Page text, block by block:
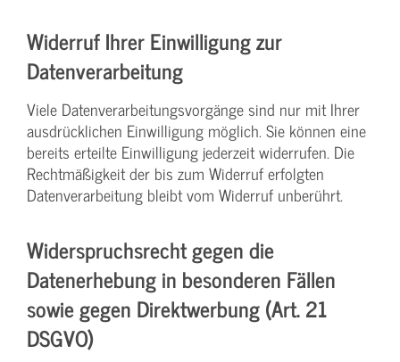
Widerruf Ihrer Einwilligung zur
Datenverarbeitung
Viele Datenverarbeitungsvorgänge sind nur mit Ihrer
ausdrücklichen Einwilligung möglich. Sie können eine
bereits erteilte Einwilligung jederzeit widerrufen. Die
Rechtmäßigkeit der bis zum Widerruf erfolgten
Datenverarbeitung bleibt vom Widerruf unberührt.
Widerspruchsrecht gegen die
Datenerhebung in besonderen Fällen
sowie gegen Direktwerbung (Art. 21
DSGVO)